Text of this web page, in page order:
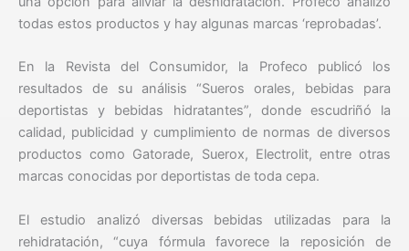
todas estos productos y hay algunas marcas ‘reprobadas’.
En la Revista del Consumidor, la Profeco publicó los
resultados de su análisis “Sueros orales, bebidas para
deportistas y bebidas hidratantes”, donde escudriñó la
calidad, publicidad y cumplimiento de normas de diversos
productos como Gatorade, Suerox, Electrolit, entre otras
marcas conocidas por deportistas de toda cepa.
El estudio analizó diversas bebidas utilizadas para la
rehidratación, “cuya fórmula favorece la reposición de